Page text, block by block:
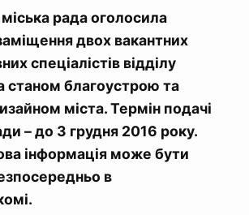
рада оголосила
двох вакантних
спеціалістів відділу
станом благоустрою та
міста. Термін подачі
– до 3 грудня 2016 року.
інформація може бути
в